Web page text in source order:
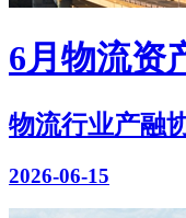
6月物流资
物流行业产融
2026-06-15